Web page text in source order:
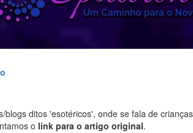
blogs ditos 'esotéricos', onde se fala de
o link para o artigo original.